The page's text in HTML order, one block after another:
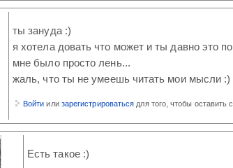
ты зануда :)
я хотела довать что может и ты давно это
мне было просто лень...
жаль, что ты не умеешь читать мои мысли :)
Войти или зарегистрироваться для того, чтобы оставить
Есть такое :)